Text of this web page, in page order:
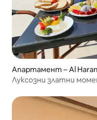
Апартамент – Al
Луксозни златни